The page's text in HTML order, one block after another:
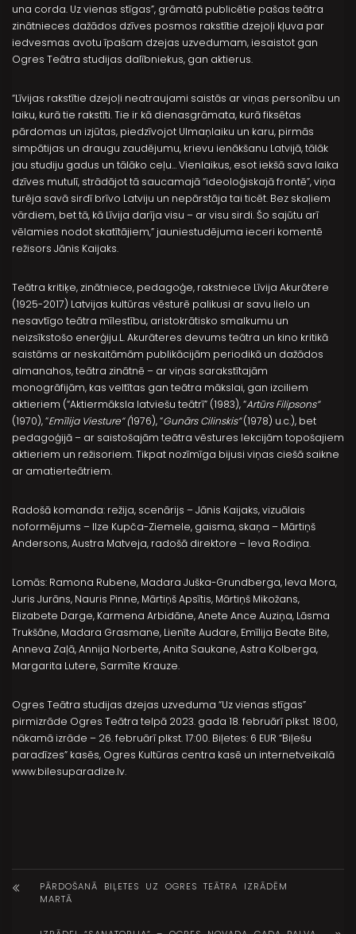
una corda. Uz vienas stīgas”, grāmatā publicētie pašas teātra
zinātnieces dažādos dzīves posmos rakstītie dzejoļi kļuva par
iedvesmas avotu īpašam dzejas uzvedumam, iesaistot gan
Ogres Teātra studijas dalībniekus, gan aktierus.
“Līvijas rakstītie dzejoļi neatraujami saistās ar viņas personību un
laiku, kurā tie rakstīti. Tie ir kā dienasgrāmata, kurā fiksētas
pārdomas un izjūtas, piedzīvojot Ulmaņlaiku un karu, pirmās
simpātijas un draugu zaudējumu, krievu ienākšanu Latvijā, tālāk
jau studiju gadus un tālāko ceļu… Vienlaikus, esot iekšā sava laika
dzīves mutulī, strādājot tā saucamajā “ideoloģiskajā frontē”, viņa
turēja savā sirdī brīvo Latviju un nepārstāja tai ticēt. Bez skaļiem
vārdiem, bet tā, kā Līvija darīja visu – ar visu sirdi. Šo sajūtu arī
vēlamies nodot skatītājiem,” jauniestudējuma ieceri komentē
režisors Jānis Kaijaks.
Teātra kritiķe, zinātniece, pedagoģe, rakstniece Līvija Akurātere
(1925-2017) Latvijas kultūras vēsturē palikusi ar savu lielo un
nesavtīgo teātra mīlestību, aristokrātisko smalkumu un
neizsīkstošo enerģiju.L. Akurāteres devums teātra un kino kritikā
saistāms ar neskaitāmām publikācijām periodikā un dažādos
almanahos, teātra zinātnē – ar viņas sarakstītajām
monogrāfijām, kas veltītas gan teātra mākslai, gan izciliem
aktieriem (“Aktiermāksla latviešu teātrī” (1983), “Artūrs Filipsons”
(1970), “Emīlija Viesture” (1976), “Gunārs Cilinskis”(1978) u.c.), bet
pedagoģijā – ar saistošajām teātra vēstures lekcijām topošajiem
aktieriem un režisoriem. Tikpat nozīmīga bijusi viņas ciešā saikne
ar amatierteātriem.
Radošā komanda: režija, scenārijs – Jānis Kaijaks, vizuālais
noformējums – Ilze Kupča-Ziemele, gaisma, skaņa – Mārtiņš
Andersons, Austra Matveja, radošā direktore – Ieva Rodiņa.
Lomās: Ramona Rubene, Madara Juška-Grundberga, Ieva Mora,
Juris Jurāns, Nauris Pinne, Mārtiņš Apsītis, Mārtiņš Mikožans,
Elizabete Darge, Karmena Arbidāne, Anete Ance Auziņa, Lāsma
Trukšāne, Madara Grasmane, Lienīte Audare, Emīlija Beate Bite,
Anneva Zaļā, Annija Norberte, Anita Saukane, Astra Kolberga,
Margarita Lutere, Sarmīte Krauze.
Ogres Teātra studijas dzejas uzveduma “Uz vienas stīgas”
pirmizrāde Ogres Teātra telpā 2023. gada 18. februārī plkst. 18:00,
nākamā izrāde – 26. februārī plkst. 17:00. Biļetes: 6 EUR “Biļešu
paradīzes” kasēs, Ogres Kultūras centra kasē un internetveikalā
www.bilesuparadize.lv.
PĀRDOŠANĀ BIĻETES UZ OGRES TEĀTRA IZRĀDĒM
MARTĀ